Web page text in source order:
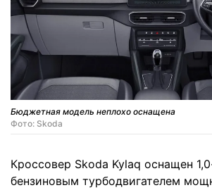
Бюджетная модель неплохо оснащена
Фото: Skoda
Кроссовер Skoda Kylaq оснащен
бензиновым турбодвигателем